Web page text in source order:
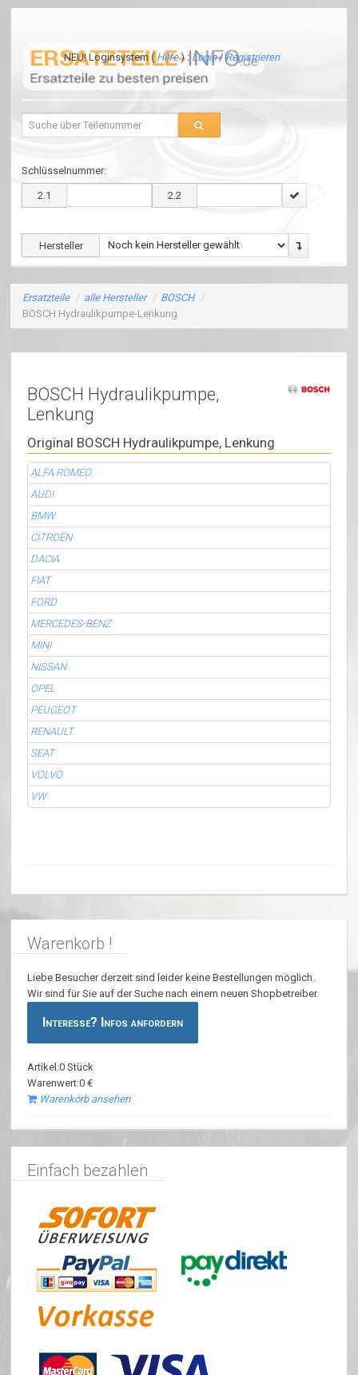
NEU! Loginsystem ( Hilfe) : Login/Registrieren
Schlüsselnummer:
2.1 2.2
Hersteller
Ersatzteile / alle Hersteller / BOSCH /
BOSCH Hydraulikpumpe-Lenkung
BOSCH Hydraulikpumpe,
Lenkung
Original BOSCH Hydraulikpumpe, Lenkung
ALFA ROMEO
AUDI
BMW
CITROËN
DACIA
FIAT
FORD
MERCEDES-BENZ
MINI
NISSAN
OPEL
PEUGEOT
RENAULT
SEAT
VOLVO
VW
Warenkorb !
Liebe Besucher derzeit sind leider keine Bestellungen möglich.
Wir sind für Sie auf der Suche nach einem neuen Shopbetreiber.
Interesse? Infos anfordern
Artikel:0 Stück
Warenwert:0 €
Warenkorb ansehen
Einfach bezahlen